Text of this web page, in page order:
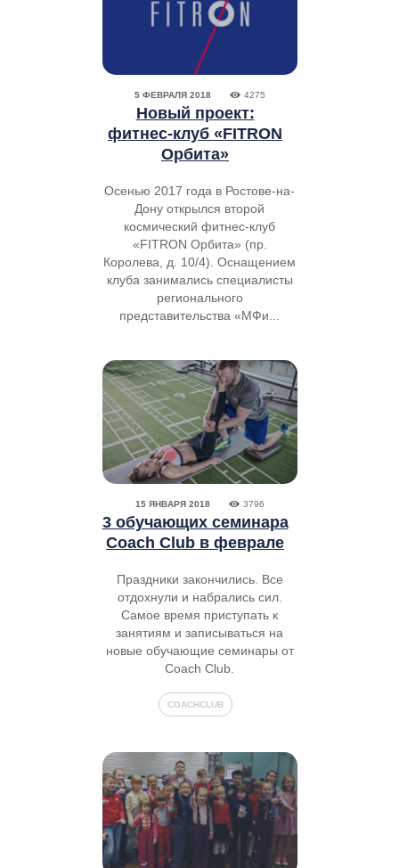
5 ФЕВРАЛЯ 2018 4275
Новый проект:
фитнес-клуб «FITRON
Орбита»
Осенью 2017 года в Ростове-на-
Дону открылся второй
космический фитнес-клуб
«FITRON Орбита» (пр.
Королева, д. 10/4). Оснащением
клуба занимались специалисты
регионального
представительства «МФи...
15 ЯНВАРЯ 2018 3796
3 обучающих семинара
Coach Club в феврале
Праздники закончились. Все
отдохнули и набрались сил.
Самое время приступать к
занятиям и записываться на
новые обучающие семинары от
Coach Club.
COACHCLUB